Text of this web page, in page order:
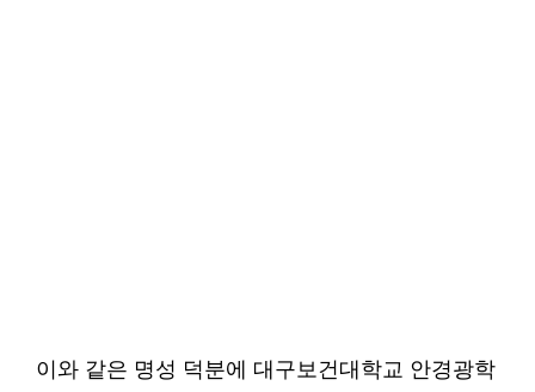
이와 같은 명성 덕분에 대구보건대학교 안경광학